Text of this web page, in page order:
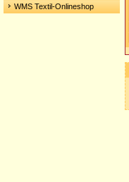
WMS Textil-Onlineshop